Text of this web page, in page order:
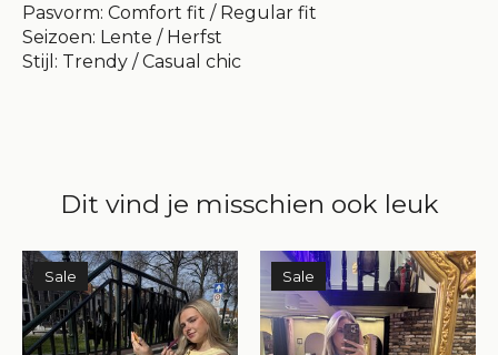
Pasvorm: Comfort fit / Regular fit
Seizoen: Lente / Herfst
Stijl: Trendy / Casual chic
Dit vind je misschien ook leuk
Items van productcarrousel
Sale Sale